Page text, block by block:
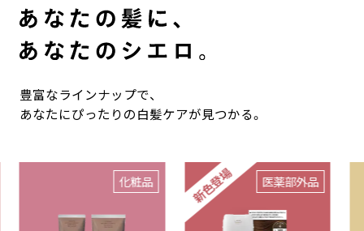
セルフカラーリングスタジオ
SELF COLOR NAVI
セルフカラーナビ
簡体中文 繁体中文
豊富なラインナップで、
あなたにぴったりの白髪ケアが見つかる。
化粧品 医薬部外品
新色登場